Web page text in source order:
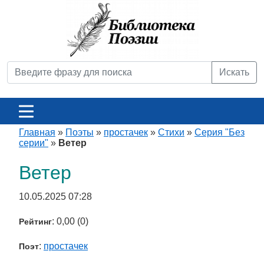
Искать
Главная » Поэты » простачек » Стихи » Серия "Без
серии" » Ветер
Ветер
10.05.2025 07:28
Рейтинг: 0,00 (0)
Поэт: простачек